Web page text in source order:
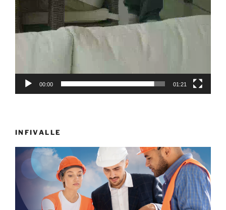
00:00 01:21
INFIVALLE